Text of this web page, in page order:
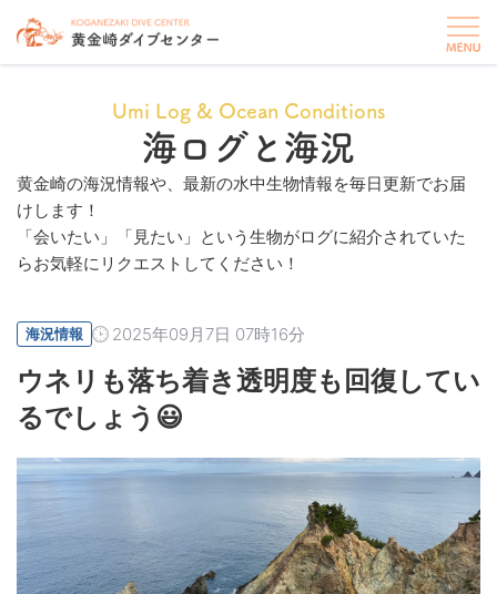
Umi Log & Ocean Conditions
海ログと海況
黄金崎の海況情報や、最新の水中生物情報を毎日更新でお届
けします！
「会いたい」「見たい」という生物がログに紹介されていた
らお気軽にリクエストしてください！
海況情報 2025年09月7日 07時16分
ウネリも落ち着き透明度も回復してい
るでしょう😃